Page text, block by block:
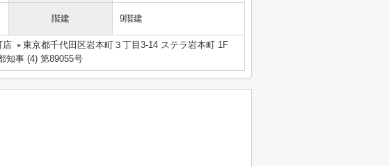
階建 9階建
店
東京都千代田区岩本町３丁目3-14 ステラ岩本町 1F
知事 (4) 第89055号